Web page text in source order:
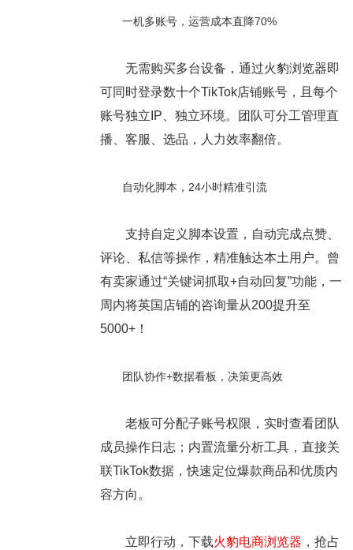
一机多账号，运营成本直降70%
无需购买多台设备，通过火豹浏览器即
可同时登录数十个TikTok店铺账号，且每个
账号独立IP、独立环境。团队可分工管理直
播、客服、选品，人力效率翻倍。
自动化脚本，24小时精准引流
支持自定义脚本设置，自动完成点赞、
评论、私信等操作，精准触达本土用户。曾
有卖家通过“关键词抓取+自动回复”功能，一
周内将英国店铺的咨询量从200提升至
5000+！
团队协作+数据看板，决策更高效
老板可分配子账号权限，实时查看团队
成员操作日志；内置流量分析工具，直接关
联TikTok数据，快速定位爆款商品和优质内
容方向。
立即行动，下载火豹电商浏览器 ，抢占